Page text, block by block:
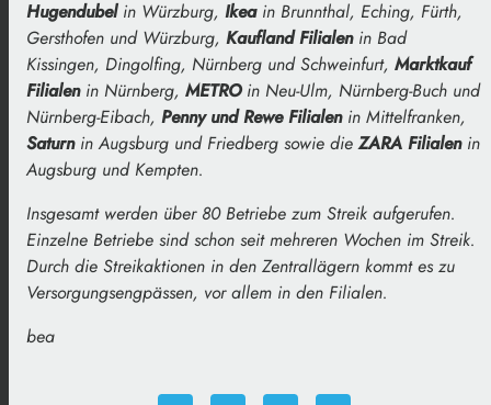
Hugendubelin Würzburg, Ikeain Brunnthal, Eching, Fürth,
Gersthofen und Würzburg, Kaufland Filialenin Bad
Kissingen, Dingolfing, Nürnberg und Schweinfurt, Marktkauf
Filialenin Nürnberg, METROin Neu-Ulm, Nürnberg-Buch und
Nürnberg-Eibach, Penny und Rewe Filialenin Mittelfranken,
Saturnin Augsburg und Friedberg sowie dieZARA Filialenin
Augsburg und Kempten.
Insgesamt werden über 80 Betriebe zum Streik aufgerufen.
Einzelne Betriebe sind schon seit mehreren Wochen im Streik.
Durch die Streikaktionen in den Zentrallägern kommt es zu
Versorgungsengpässen, vor allem in den Filialen.
bea